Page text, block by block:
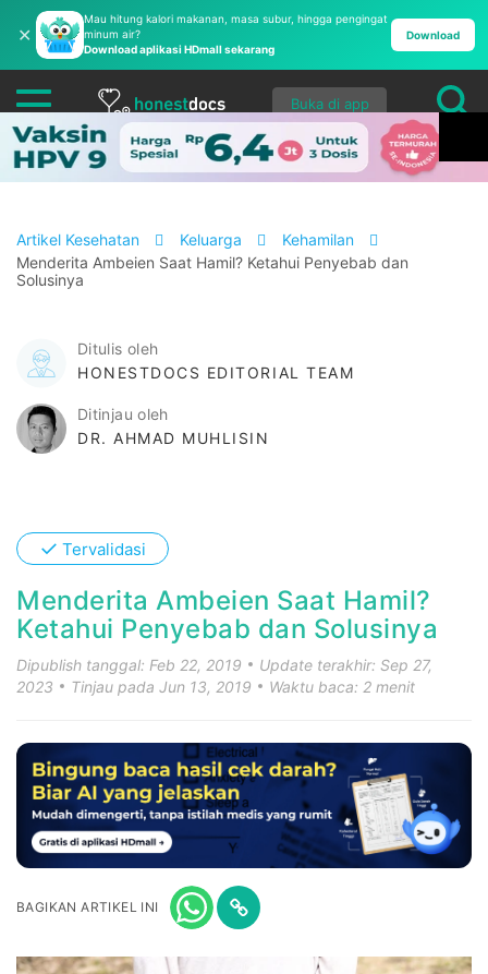
✕
Mau hitung kalori makanan, masa subur, hingga pengingat
minum air?
Download aplikasi HDmall sekarang
Download
Buka di app
Artikel Kesehatan Keluarga
Kehamilan
Menderita Ambeien Saat Hamil? Ketahui Penyebab dan
Solusinya
Ditulis oleh
HONESTDOCS EDITORIAL TEAM
Ditinjau oleh
DR. AHMAD MUHLISIN
✓ Tervalidasi
Menderita Ambeien Saat Hamil?
Ketahui Penyebab dan Solusinya
Dipublish tanggal: Feb 22, 2019
Update terakhir: Sep 27,
2023
Tinjau pada Jun 13, 2019 Waktu baca: 2 menit
BAGIKAN ARTIKEL INI